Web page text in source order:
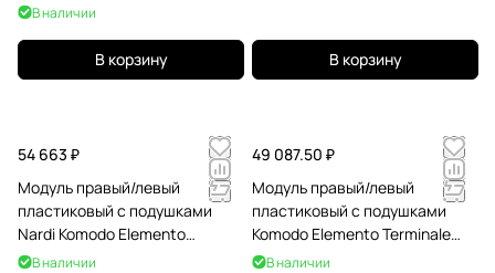
В наличии
В корзину В корзину
54 663 ₽
Модуль правый/левый
пластиковый с подушками
Nardi Komodo Elemento
Terminale DS/SX
В наличии
49 087.50 ₽
Модуль правый/левый
пластиковый с подушками
Komodo Elemento Terminale
DS/SX антрацит, джунгли
В наличии